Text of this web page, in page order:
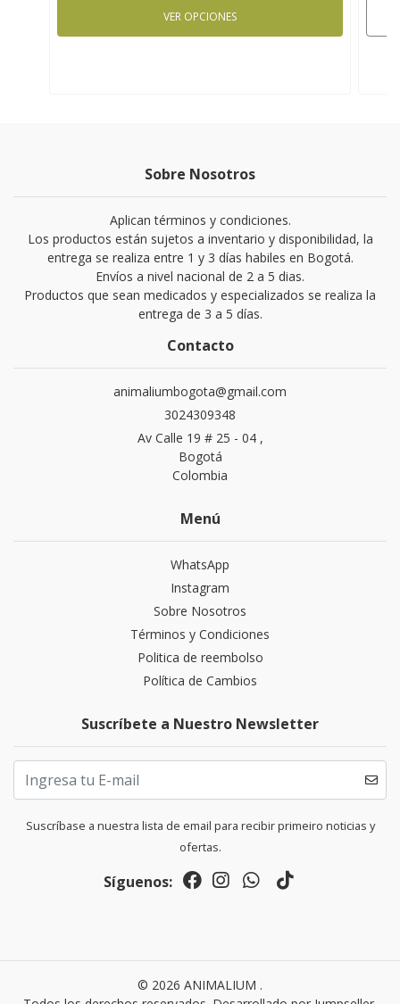
VER OPCIONES
Sobre Nosotros
Aplican términos y condiciones.
Los productos están sujetos a inventario y disponibilidad, la
entrega se realiza entre 1 y 3 días habiles en Bogotá.
Envíos a nivel nacional de 2 a 5 dias.
Productos que sean medicados y especializados se realiza la
entrega de 3 a 5 días.
Contacto
animaliumbogota@gmail.com
3024309348
Av Calle 19 # 25 - 04 ,
Bogotá
Colombia
Menú
WhatsApp
Instagram
Sobre Nosotros
Términos y Condiciones
Politica de reembolso
Política de Cambios
Suscríbete a Nuestro Newsletter
Suscríbase a nuestra lista de email para recibir primeiro noticias y
ofertas.
Síguenos:
© 2026 ANIMALIUM .